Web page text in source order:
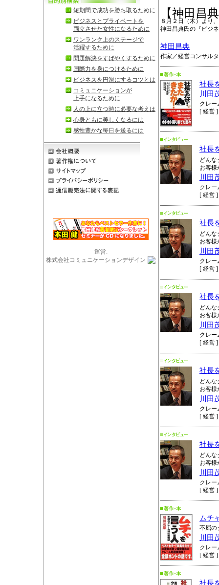
短期間で成功を勝ち取るために
ビジネスとプライベートを
両立させた女性になるために
ワンランク上のステージで
活躍するために
問題解決をすばやくするために
国際力を身につけるために
ビジネスを円滑にするコツとは
コミュニケーションが
上手になるために
人の上に立つ時に必要な考えは
心身ともに美しくなるには
感性豊かな毎日を送るには
運営:
株式会社コミュニケーションデザイン
【神田昌
８月２日（木）より
神田昌典氏の『ビジ
神田昌典
作家／経営コンサル
社長
川田
クレー
[ 経営 ]
社長
どん
お客様
川田
クレー
[ 経営 ]
社長
どん
お客様
川田
クレー
[ 経営 ]
社長
どん
お客様
川田
クレー
[ 経営 ]
社長
どん
お客様
川田
クレー
[ 経営 ]
社長
どん
お客様
川田
クレー
[ 経営 ]
ムチ
不屈の
川田
クレー
[ 経営 ]
社長